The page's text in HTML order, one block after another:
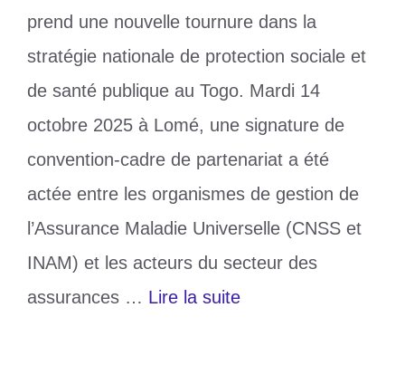
prend une nouvelle tournure dans la
stratégie nationale de protection sociale et
de santé publique au Togo. Mardi 14
octobre 2025 à Lomé, une signature de
convention-cadre de partenariat a été
actée entre les organismes de gestion de
l’Assurance Maladie Universelle (CNSS et
INAM) et les acteurs du secteur des
assurances … Lire la suite